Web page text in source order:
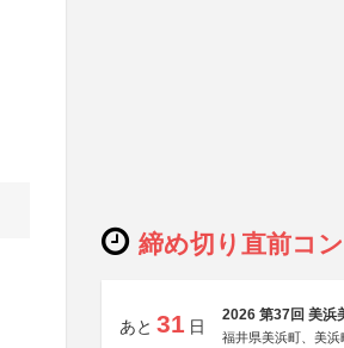
締め切り直前コ
あと 31 日
2026 第37回 美浜
福井県美浜町、美浜